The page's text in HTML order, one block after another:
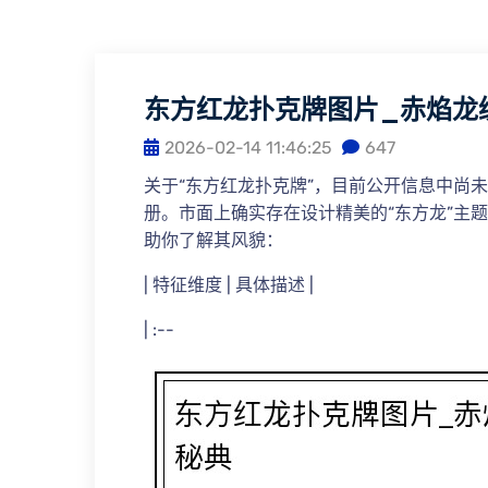
东方红龙扑克牌图片_赤焰龙
2026-02-14 11:46:25
647
关于“东方红龙扑克牌”，目前公开信息中尚
册。市面上确实存在设计精美的“东方龙”主
助你了解其风貌：
| 特征维度 | 具体描述 |
| :--